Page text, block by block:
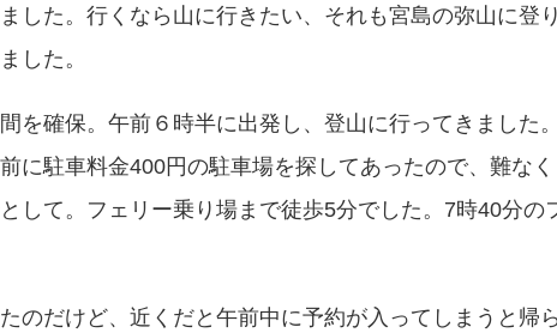
した。行くなら山に行きたい、それも宮島の弥山に登
した。
を確保。午前６時半に出発し、登山に行ってきました
に駐車料金400円の駐車場を探してあったので、難なく
して。フェリー乗り場まで徒歩5分でした。7時40分の
のだけど、近くだと午前中に予約が入ってしまうと帰